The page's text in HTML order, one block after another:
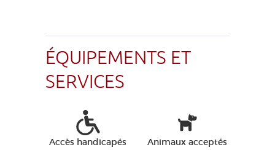
ÉQUIPEMENTS ET
SERVICES
Accès handicapés Animaux acceptés